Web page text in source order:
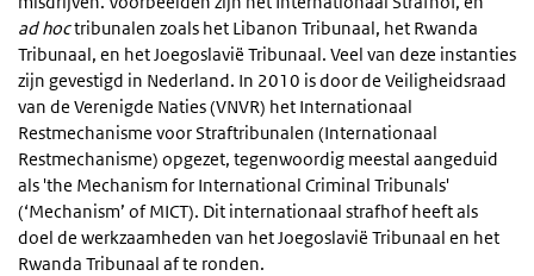
ad hoctribunalen zoals het Libanon Tribunaal, het Rwanda
Tribunaal, en het Joegoslavië Tribunaal. Veel van deze instanties
zijn gevestigd in Nederland. In 2010 is door de Veiligheidsraad
van de Verenigde Naties (VNVR) het Internationaal
Restmechanisme voor Straftribunalen (Internationaal
Restmechanisme) opgezet, tegenwoordig meestal aangeduid
als 'the Mechanism for International Criminal Tribunals'
(‘Mechanism’ of MICT). Dit internationaal strafhof heeft als
doel de werkzaamheden van het Joegoslavië Tribunaal en het
Rwanda Tribunaal af te ronden.